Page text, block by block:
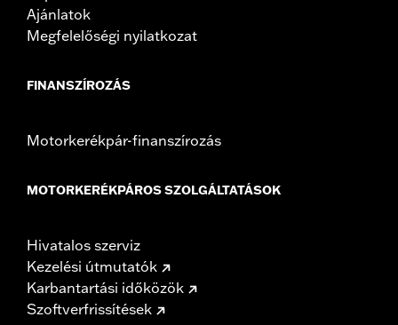
Ajánlatok
Megfelelőségi nyilatkozat
FINANSZÍROZÁS
Motorkerékpár-finanszírozás
MOTORKERÉKPÁROS SZOLGÁLTATÁSOK
Hivatalos szerviz
Kezelési útmutatók
Karbantartási időközök
Szoftverfrissítések